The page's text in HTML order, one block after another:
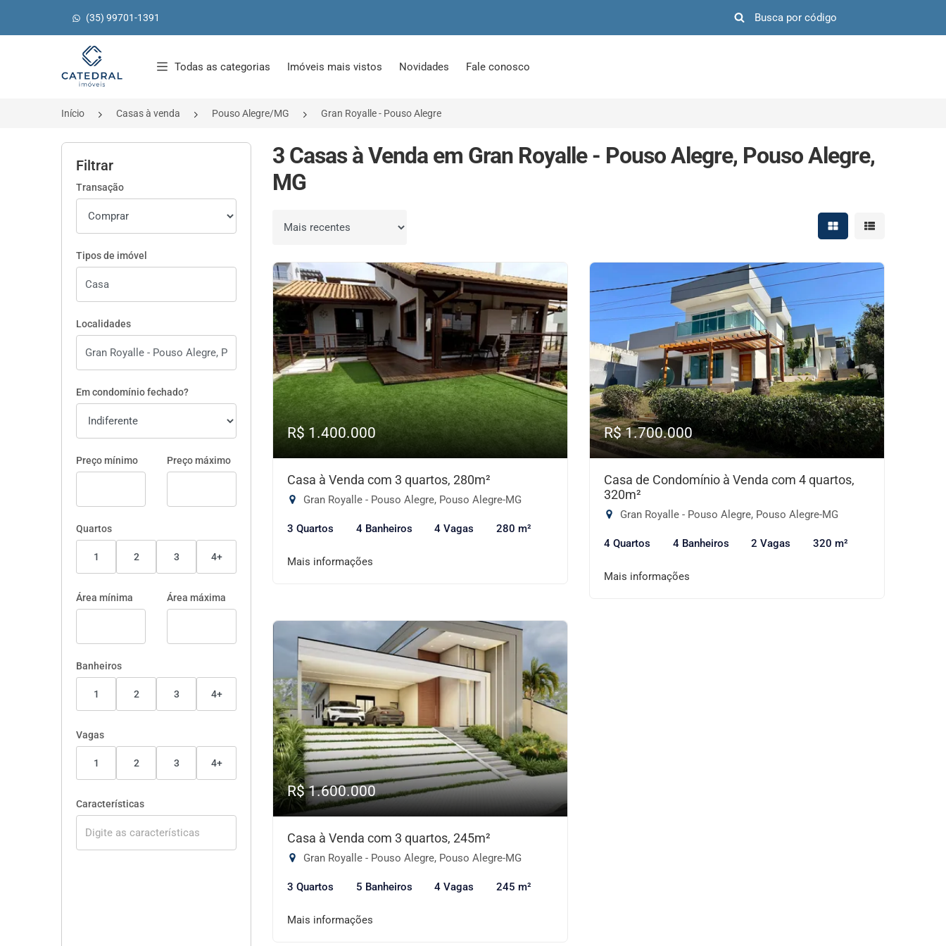
(35) 99701-1391
Página inicial
Todas as categorias Imóveis mais vistos Novidades Fale conosco
Início Casas à venda Pouso Alegre/MG Gran Royalle - Pouso Alegre
Filtrar
Transação
Tipos de imóvel
Localidades
Em condomínio fechado?
Preço mínimo Preço máximo
Quartos
1 2 3 4+
Área mínima Área máxima
Banheiros
1 2 3 4+
Vagas
1 2 3 4+
Características
3 Casas à Venda em Gran Royalle - Pouso Alegre, Pouso Alegre,
MG
Ordenar por Mostrar resultados em
Mostrar
R$ 1.400.000
Casa à Venda com 3 quartos, 280m²
Gran Royalle - Pouso Alegre, Pouso Alegre-MG
3 Quartos 4 Banheiros 4 Vagas 280 m²
Mais informações
R$ 1.700.000
Casa de Condomínio à Venda com 4 quartos,
320m²
Gran Royalle - Pouso Alegre, Pouso Alegre-MG
4 Quartos 4 Banheiros 2 Vagas 320 m²
Mais informações
R$ 1.600.000
Casa à Venda com 3 quartos, 245m²
Gran Royalle - Pouso Alegre, Pouso Alegre-MG
3 Quartos 5 Banheiros 4 Vagas 245 m²
Mais informações